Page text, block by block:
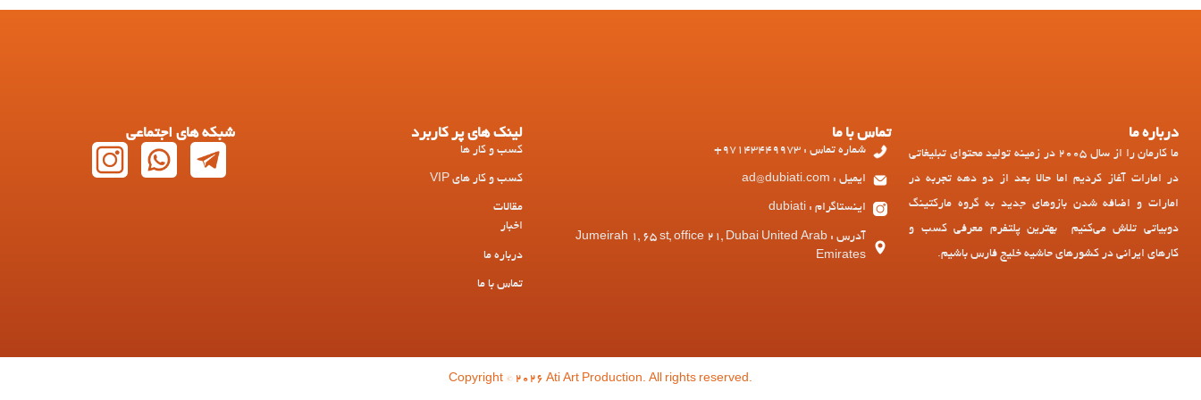
درباره ما
ما کارمان را از سال 2005 در زمینه تولید محتوای تبلیغاتی
در امارات آغاز کردیم اما حالا بعد از دو دهه تجربه در
امارات و اضافه شدن بازوهای جدید به گروه مارکتینگ
دوبیاتی تلاش می‌کنیم بهترین پلتفرم معرفی کسب و
کارهای ایرانی در کشورهای حاشیه خلیج فارس باشیم.
تماس با ما
شماره تماس : 97143449973+
ایمیل : ad@dubiati.com
اینستاگرام : dubiati
آدرس : Jumeirah 1, 65 st, office 21, Dubai United Arab
Emirates
لینک های پر کاربرد
کسب و کار ها
کسب و کار های VIP
مقالات
اخبار
درباره ما
تماس با ما
شبکه های اجتماعی
Copyright © 2026 Ati Art Production. All rights reserved.